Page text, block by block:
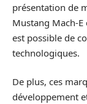
présentation de
Mustang Mach-
est possible de
technologiques.
De plus, ces
développement